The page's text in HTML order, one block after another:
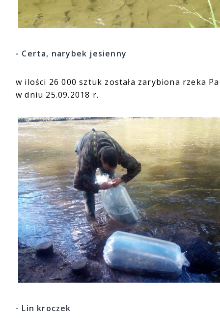
- Certa, narybek jesienny
w ilości 26 000 sztuk została zarybiona rzeka
w dniu 25.09.2018 r.
- Lin kroczek